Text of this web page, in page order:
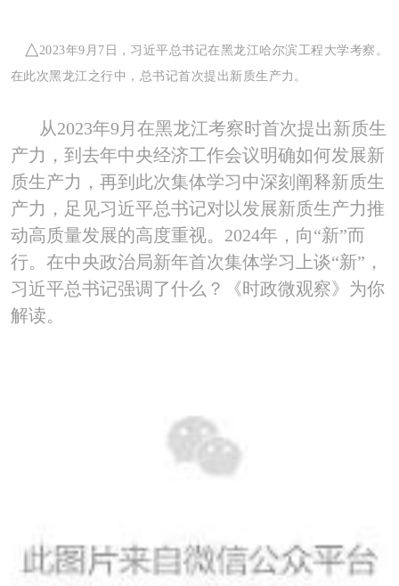
△2023年9 月 7 日，习近平总书记在黑龙江哈尔滨工程大学考察。
在此次黑龙江之行中，总书记首次提出新质生产力。
从2023年9 月在黑龙江考察时首次提出新质生
产力，到去年中央经济工作会议明确如何发展新
质生产力，再到此次集体学习中深刻阐释新质生
产力，足见习近平总书记对以发展新质生产力推
动高质量发展的高度重视。 2024年，向“新”而
行。在中央政治局新年首次集体学习上谈“新”，
习近平总书记强调了什么？《时政微观察》为你
解读。